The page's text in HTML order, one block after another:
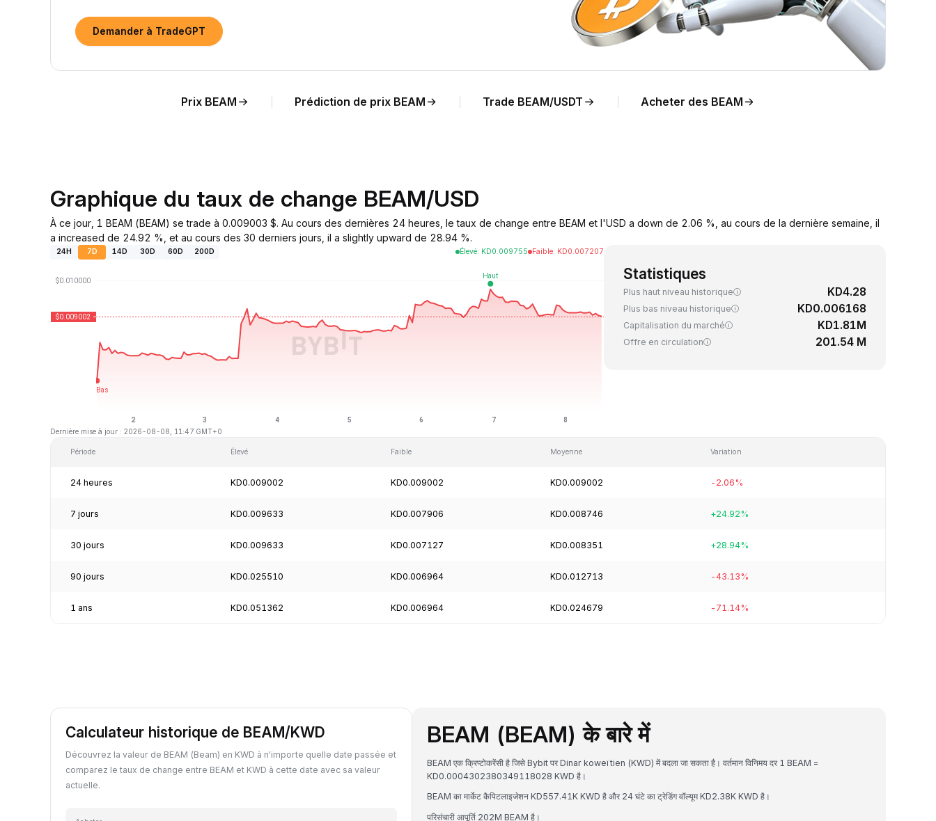
Demander à TradeGPT
Prix BEAM Prédiction de prix BEAM Trade BEAM/USDT Acheter des BEAM
Graphique du taux de change BEAM/USD
À ce jour, 1 BEAM (BEAM) se trade à 0.009003 $. Au cours des dernières 24 heures, le taux de change entre BEAM et l'USD a down de 2.06 %, au cours de la dernière semaine, il
a increased de 24.92 %, et au cours des 30 derniers jours, il a slightly upward de 28.94 %.
24H 7D 14D 30D 60D 200D Élevé: KD0.009755 Faible: KD0.007207
Dernière mise à jour : 2026-08-08, 11:47 GMT+0
Statistiques
Plus haut niveau historique KD4.28
Plus bas niveau historique KD0.006168
Capitalisation du marché KD1.81M
Offre en circulation 201.54 M
Période Élevé Faible Moyenne Variation
24 heures KD0.009002 KD0.009002 KD0.009002 -2.06%
7 jours KD0.009633 KD0.007906 KD0.008746 +24.92%
30 jours KD0.009633 KD0.007127 KD0.008351 +28.94%
90 jours KD0.025510 KD0.006964 KD0.012713 -43.13%
1 ans KD0.051362 KD0.006964 KD0.024679 -71.14%
Calculateur historique de BEAM/KWD
Découvrez la valeur de BEAM (Beam) en KWD à n'importe quelle date passée et
comparez le taux de change entre BEAM et KWD à cette date avec sa valeur
actuelle.
BEAM (BEAM) के बारे में
BEAM एक क्रिप्टोकरेंसी है जिसे Bybit पर Dinar koweïtien (KWD) में बदला जा सकता है। वर्तमान विनिमय दर 1 BEAM =
KD0.0004302380349118028 KWD है।
BEAM का मार्केट कैपिटलाइजेशन KD557.41K KWD है और 24 घंटे का ट्रेडिंग वॉल्यूम KD2.38K KWD है।
परिसंचारी आपूर्ति 202M BEAM है।